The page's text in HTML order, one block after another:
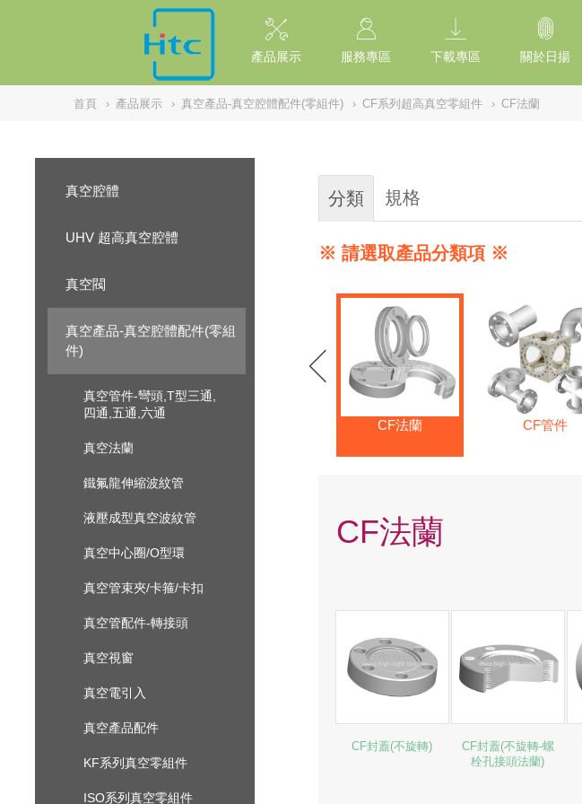
產品展示 服務專區 下載專區 關於日揚
首頁 › 產品展示 › 真空產品-真空腔體配件(零組件) › CF系列超高真空零組件 › CF法蘭
真空腔體
UHV 超高真空腔體
真空閥
真空產品-真空腔體配件(零組
件)
真空管件-彎頭,T型三通,
四通,五通,六通
真空法蘭
鐵氟龍伸縮波紋管
液壓成型真空波紋管
真空中心圈/O型環
真空管束夾/卡箍/卡扣
真空管配件-轉接頭
真空視窗
真空電引入
真空產品配件
KF系列真空零組件
ISO系列真空零組件
分類 規格
※ 請選取產品分類項 ※
CF法蘭 CF管件
CF法蘭
CF封蓋(不旋轉)
CF封蓋(不旋轉-螺
栓孔接頭法蘭)